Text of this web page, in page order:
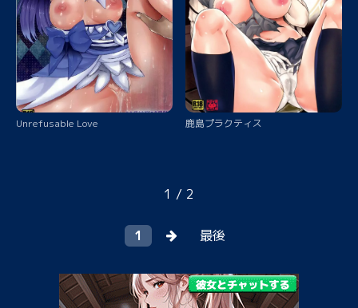
Unrefusable Love 鹿島プラクティス
1 / 2
1 最後